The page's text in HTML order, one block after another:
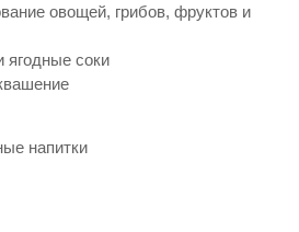
овощей, грибов, фруктов и
соки
напитки